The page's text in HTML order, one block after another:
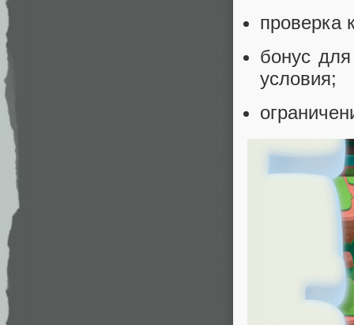
проверка
бонус
условия;